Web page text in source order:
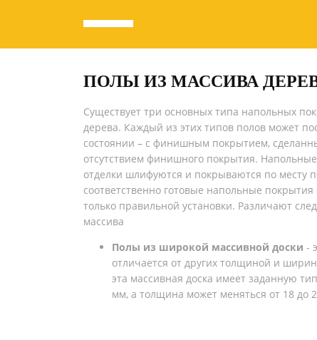
ПОЛЫ ИЗ МАССИВА
Существует три основных типа напольных
дерева. Каждый из этих типов полов может
состоянии – с финишным покрытием,
отсутствием финишного покрытия.
отделки шлифуются и покрываются по месту
соответственно готовые напольные
только правильной установки. Различают
массива
Полы из широкой массивной доски -
отличается от других толщиной и
эта массивная доска имеет заданную
мм, а толщина может меняться от 18 до